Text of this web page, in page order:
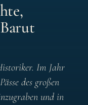
Im Jahr
des großen
und in